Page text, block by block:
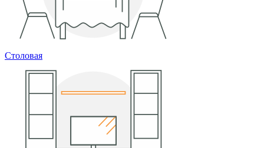
Столовая